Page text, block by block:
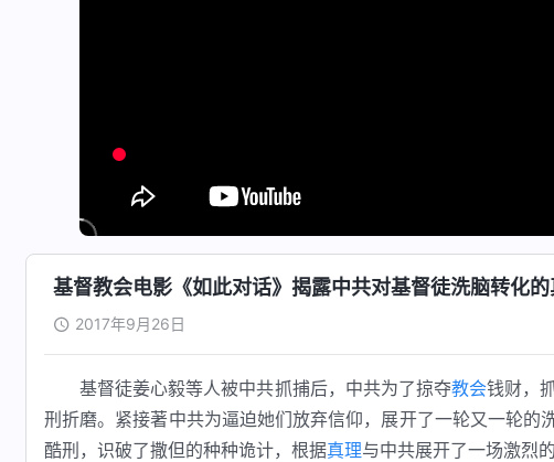
基督教会电影《如此对话》揭露中共对基督徒洗脑转化的
2017年9月26日
基督徒姜心毅等人被中共抓捕后，中共为了掠夺教会钱财，
刑折磨。紧接著中共为逼迫她们放弃信仰，展开了一轮又一轮的
酷刑，识破了撒但的种种诡计，根据真理与中共展开了一场激烈